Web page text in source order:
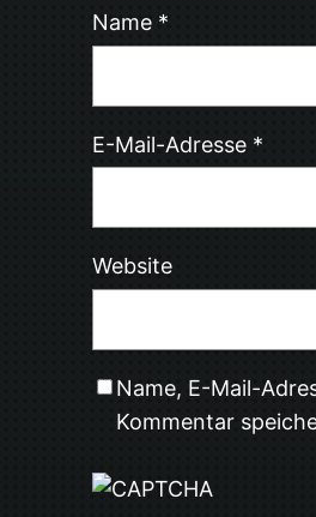
Name *
E-Mail-Adresse *
Website
Name, E-Mail-
Kommentar